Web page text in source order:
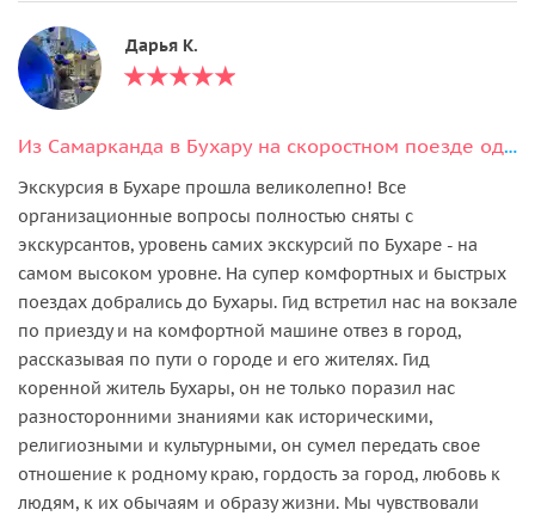
Дарья К.
Из Самарканда в Бухару на скоростном поезде одним днем (билеты включены)
Экскурсия в Бухаре прошла великолепно! Все
организационные вопросы полностью сняты с
экскурсантов, уровень самих экскурсий по Бухаре - на
самом высоком уровне. На супер комфортных и быстрых
поездах добрались до Бухары. Гид встретил нас на вокзале
по приезду и на комфортной машине отвез в город,
рассказывая по пути о городе и его жителях. Гид
коренной житель Бухары, он не только поразил нас
разносторонними знаниями как историческими,
религиозными и культурными, он сумел передать свое
отношение к родному краю, гордость за город, любовь к
людям, к их обычаям и образу жизни. Мы чувствовали